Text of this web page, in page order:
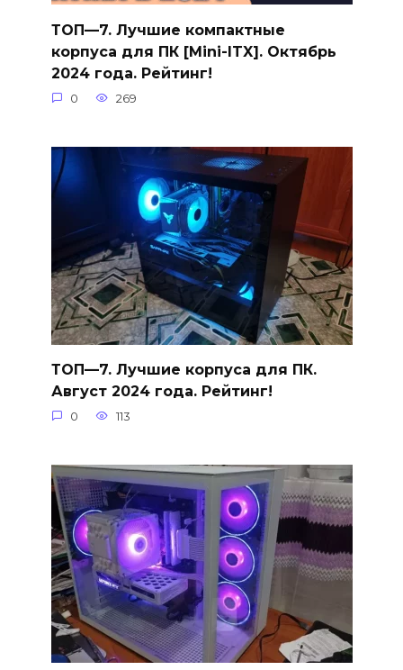
ТОП—7. Лучшие компактные
корпуса для ПК [Mini-ITX]. Октябрь
2024 года. Рейтинг!
0 269
ТОП—7. Лучшие корпуса для ПК.
Август 2024 года. Рейтинг!
0 113